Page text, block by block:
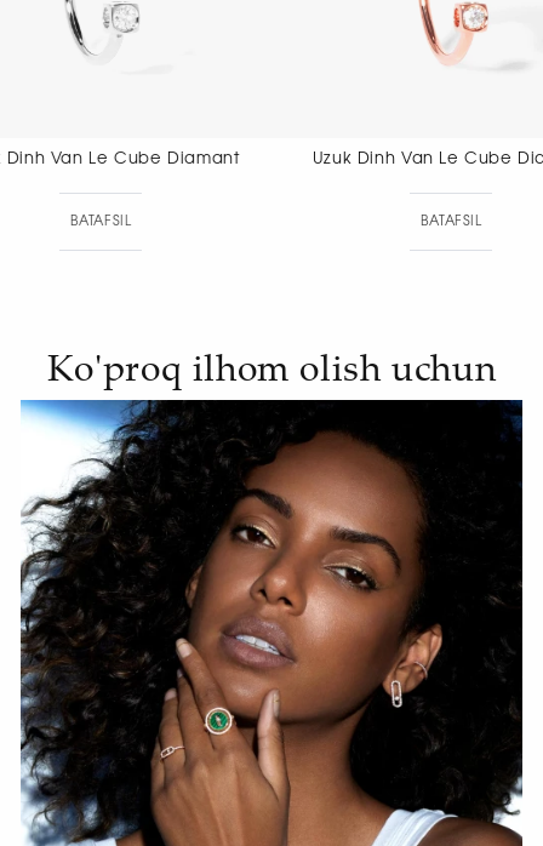
Uzuk Dinh Van Le Cube Diamant Uzuk Dinh
Ko'proq ilhom olish uchun